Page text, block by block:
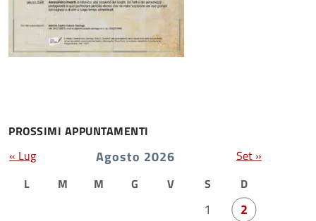
PROSSIMI APPUNTAMENTI
Agosto 2026
L M M G V S D
1
2
« Lug Set »